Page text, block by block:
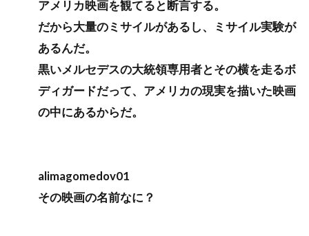
アメリカ映画を観てると断言する。
だから大量のミサイルがあるし、ミサイル実験が
あるんだ。
黒いメルセデスの大統領専用者とその横を走るボ
ディガードだって、アメリカの現実を描いた映画
の中にあるからだ。
alimagomedov01
その映画の名前なに？